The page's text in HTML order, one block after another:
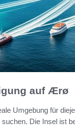
auf Ærø
Umgebung für
suchen. Die Insel ist